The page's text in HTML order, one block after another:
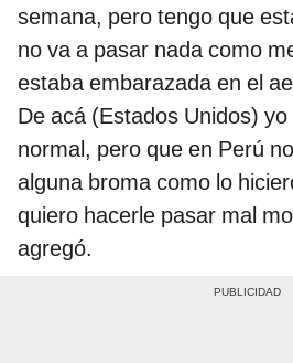
semana, pero tengo que
no va a pasar nada como
estaba embarazada en el
De acá (Estados Unidos)
normal, pero que en Perú
alguna broma como lo
quiero hacerle pasar mal
agregó.